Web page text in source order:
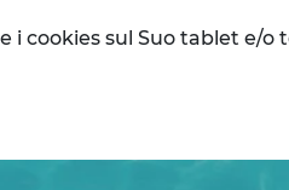
i cookies sul Suo tablet e/